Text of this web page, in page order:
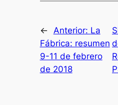
← Anterior: La
Fábrica: resumen
9-11 de febrero
de 2018